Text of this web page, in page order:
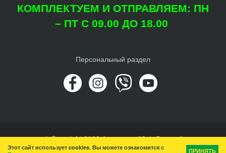
КОМПЛЕКТУЕМ И ОТПРАВЛЯЕМ: ПН
– ПТ С 09.00 ДО 18.00
Персональный раздел
© Copyright 2022 Агроцентр "Світ Рослин"
Наверх
Этот сайт использует cookies. Вы можете ознакомится с
ПРИНЯТЬ